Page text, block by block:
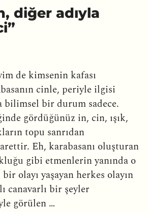
diğer adıyla
de kimsenin kafası
cinle, periyle ilgisi
bilimsel bir durum sadece.
gördüğünüz in, cin, ışık,
topu sanrıdan
Eh, karabasanı oluşturan
gibi etmenlerin yanında o
olayı yaşayan herkes olayın
canavarlı bir şeyler
görülen …